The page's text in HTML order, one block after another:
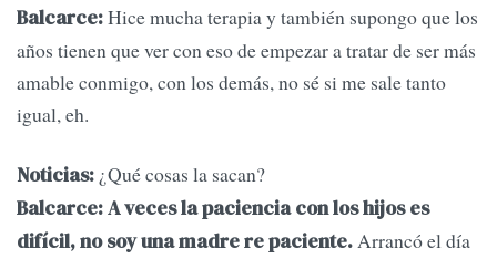
Balcarce:Hice mucha terapia y también supongo que los
años tienen que ver con eso de empezar a tratar de ser más
amable conmigo, con los demás, no sé si me sale tanto
igual, eh.
Noticias: ¿Qué cosas la sacan?
Balcarce: A veces la paciencia con los hijos es
difícil, no soy una madre re paciente.Arrancó el día